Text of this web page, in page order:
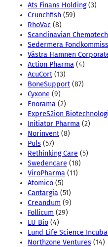
Ats Finans Holding(3)
Crunchfish (59)
RhoVac (8)
Scandinavian Chemotech
Sedermera
Västra Hamnen
Action Pharma (4)
AcuCort (13)
BoneSupport (87)
Cyxone (9)
Enorama (2)
ExpreS2ion
Initiator Pharma (2)
Norinvent (8)
Puls (57)
Rethinking Care (5)
Swedencare (18)
ViroPharma (11)
Atomico (5)
Cantargia (51)
Creandum (9)
Follicum (29)
LU Bio (4)
Lund Life Science
Northzone Ventures (14)